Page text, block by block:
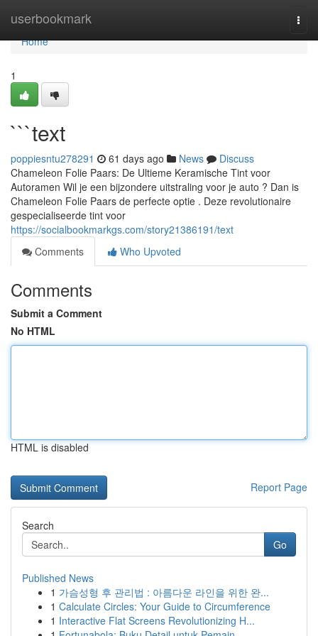
userbookmark
Home
Home
1
```text
poppiesntu278291 61 days ago News
Discuss
Chameleon Folie Paars: De Ultieme Keramische Tint voor
Autoramen Wil je een bijzondere uitstraling voor je auto ? Dan is
Chameleon Folie Paars de perfecte optie . Deze revolutionaire
gespecialiseerde tint voor
https://socialbookmarkgs.com/story21386191/text
Comments
Who Upvoted
Comments
Submit a Comment
No HTML
HTML is disabled
Report Page
Search
Go
Published News
1 가슴성형 후 관리법 : 아름다운 라인을 위한 완...
1 Calculate Circles: Your Guide to Circumference
1 Interactive Flat Screens Revolutionizing H...